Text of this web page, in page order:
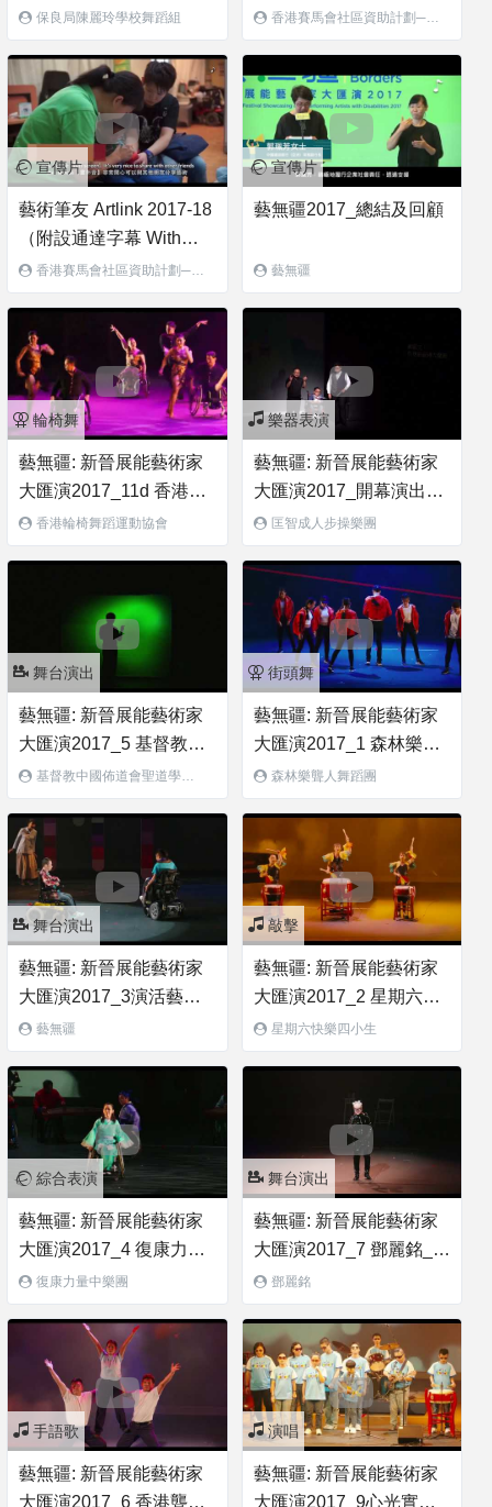
麗玲學校舞蹈組_肥瘦雙
煞
保良局陳麗玲學校舞蹈組
字幕 With Audio
Description (Cantonese)
& Accessible Captions〕
香港賽馬會社區資助計劃──
宣傳片
藝術筆友 Artlink 2017-18
（附設通達字幕 With
Accessible Captions）
香港賽馬會社區資助計劃──
宣傳片
藝無疆2017_總結及回顧
藝無疆
輪椅舞
藝無疆: 新晉展能藝術家
大匯演2017_11d 香港輪
椅舞蹈運動協會_洛奇
Rocky
香港輪椅舞蹈運動協會
樂器表演
藝無疆: 新晉展能藝術家
大匯演2017_開幕演出_
匡智成人步操樂團_《快
樂頌、紅日》
匡智成人步操樂團
舞台演出
藝無疆: 新晉展能藝術家
大匯演2017_5 基督教中
國佈道會聖道學校譜譜光
繪_創世記
基督教中國佈道會聖道學校
街頭舞
藝無疆: 新晉展能藝術家
大匯演2017_1 森林樂聾
人舞蹈團_舞動青春
森林樂聾人舞蹈團
舞台演出
藝無疆: 新晉展能藝術家
大匯演2017_3演活藝術_
輪上。我更強2.0
藝無疆
敲擊
藝無疆: 新晉展能藝術家
大匯演2017_2 星期六快
樂四小生_黃
星期六快樂四小生
綜合表演
藝無疆: 新晉展能藝術家
大匯演2017_4 復康力量
中樂團_梁祝
復康力量中樂團
舞台演出
藝無疆: 新晉展能藝術家
大匯演2017_7 鄧麗銘_白
髮魔女傳
鄧麗銘
手語歌
藝無疆: 新晉展能藝術家
大匯演2017_6 香港聾人
演唱
藝無疆: 新晉展能藝術家
大匯演2017_9心光實驗